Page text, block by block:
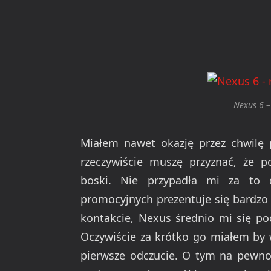
Nexus 6
Miałem nawet okazję przez
rzeczywiście muszę przyznać, że
boski. Nie przypadła mi za to
promocyjnych prezentuje się
kontakcie, Nexus średnio mi się
Oczywiście za krótko go miałem
pierwsze odczucie. O tym na